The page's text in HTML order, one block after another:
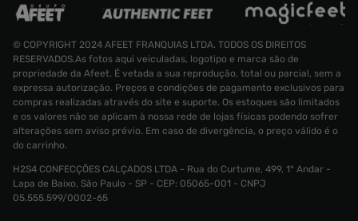
© COPYRIGHT 2024 AFEET FRANQUIAS LTDA. TODOS OS DIREITOS
RESERVADOS.As fotos aqui veiculadas, logotipo e marca são de
propriedade da Afeet. É vetada a sua reprodução, total ou parcial, sem a
expressa autorização. Preços e condições de pagamento exclusivos para
compras realizadas através do site e suporte. Os estoques são limitados
e os valores não se aplicam à nossa rede de lojas físicas podendo sofrer
alterações sem aviso prévio. Em caso de divergência, o preço válido é o
do carrinho.
H2S4 CONFECÇÕES CALÇADOS LTDA - Rua do Curtume, 499, 1° Andar -
Lapa de Baixo, São Paulo - SP - CEP: 05065-001 - CNPJ
05.555.599/0002-65